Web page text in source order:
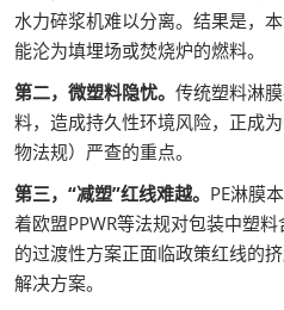
水力碎浆机难以分离。结果是，
能沦为填埋场或焚烧炉的燃料。
第二，微塑料隐忧。 传统塑料淋
料，造成持久性环境风险，正成
物法规）严查的重点。
第三，“减塑”红线难越。 PE淋膜
着欧盟PPWR等法规对包装中塑
的过渡性方案正面临政策红线的
解决方案。